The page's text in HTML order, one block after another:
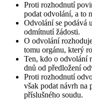
Proti rozhodnutí
podat odvolání, a to
Odvolání se podává
odmítnutí žádosti.
O odvolání
tomu orgánu, který
Ten, kdo o odvolání
dnů od předložení
Proti rozhodnutí
však podat návrh na
příslušného soudu.